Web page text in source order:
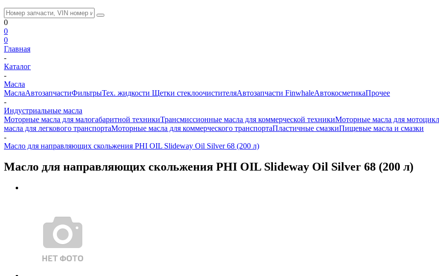
0
0
0
Главная
-
Каталог
-
Масла
МаслаАвтозапчастиФильтрыТех. жидкости Щетки стеклоочистителяАвтозапчасти FinwhaleАвтокосметикаПрочее
-
Индустриальные масла
Моторные масла для малогабаритной техникиТрансмиссионные масла для коммерческой техникиМоторные масла для
масла для легкового транспортаМоторные масла для коммерческого транспортаПластичные смазкиПищевые масла и смазки
-
Масло для направляющих скольжения PHI OIL Slideway Oil Silver 68 (200 л)
Масло для направляющих скольжения PHI OIL Slideway Oil Silver 68 (200 л)